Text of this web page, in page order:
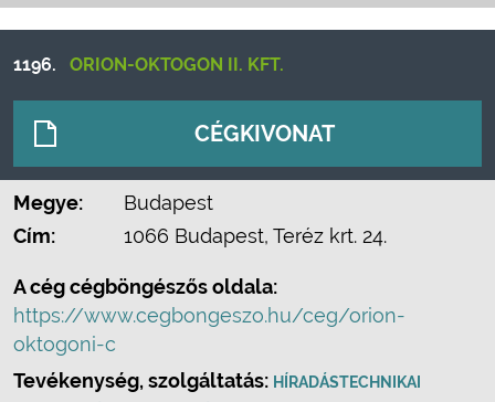
1196. ORION-OKTOGON II. KFT.
CÉGKIVONAT
Megye:
Budapest
Cím:
1066 Budapest, Teréz krt. 24.
A cég cégböngészős oldala:
https://www.cegbongeszo.hu/ceg/orion-
oktogoni-c
Tevékenység, szolgáltatás: HÍRADÁSTECHNIKAI